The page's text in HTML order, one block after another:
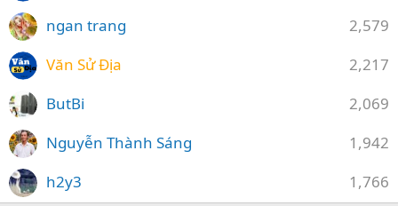
2,579
ngan trang
2,217
Văn Sử Địa
2,069
ButBi
1,942
Nguyễn Thành Sáng
1,766
h2y3